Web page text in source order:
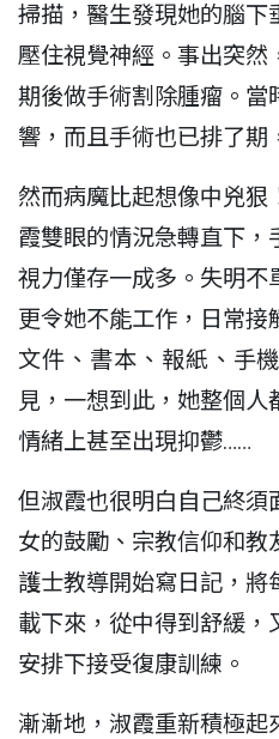
掃描，醫生發現她的腦下
壓住視覺神經。事出突然
期後做手術割除腫瘤。當
響，而且手術也已排了期
然而病魔比起想像中兇狠
霞雙眼的情況急轉直下，
視力僅存一成多。失明不
更令她不能工作，日常接
文件、書本、報紙、手
見，一想到此，她整個人
情緒上甚至出現抑鬱……
但淑霞也很明白自己終須
女的鼓勵、宗教信仰和
護士教導開始寫日記，
載下來，從中得到舒緩，
安排下接受復康訓練。
漸漸地，淑霞重新積極起